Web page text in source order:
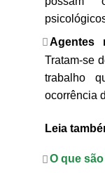
Agentes
Tratam-se
trabalho
ocorrência
Leia
O que